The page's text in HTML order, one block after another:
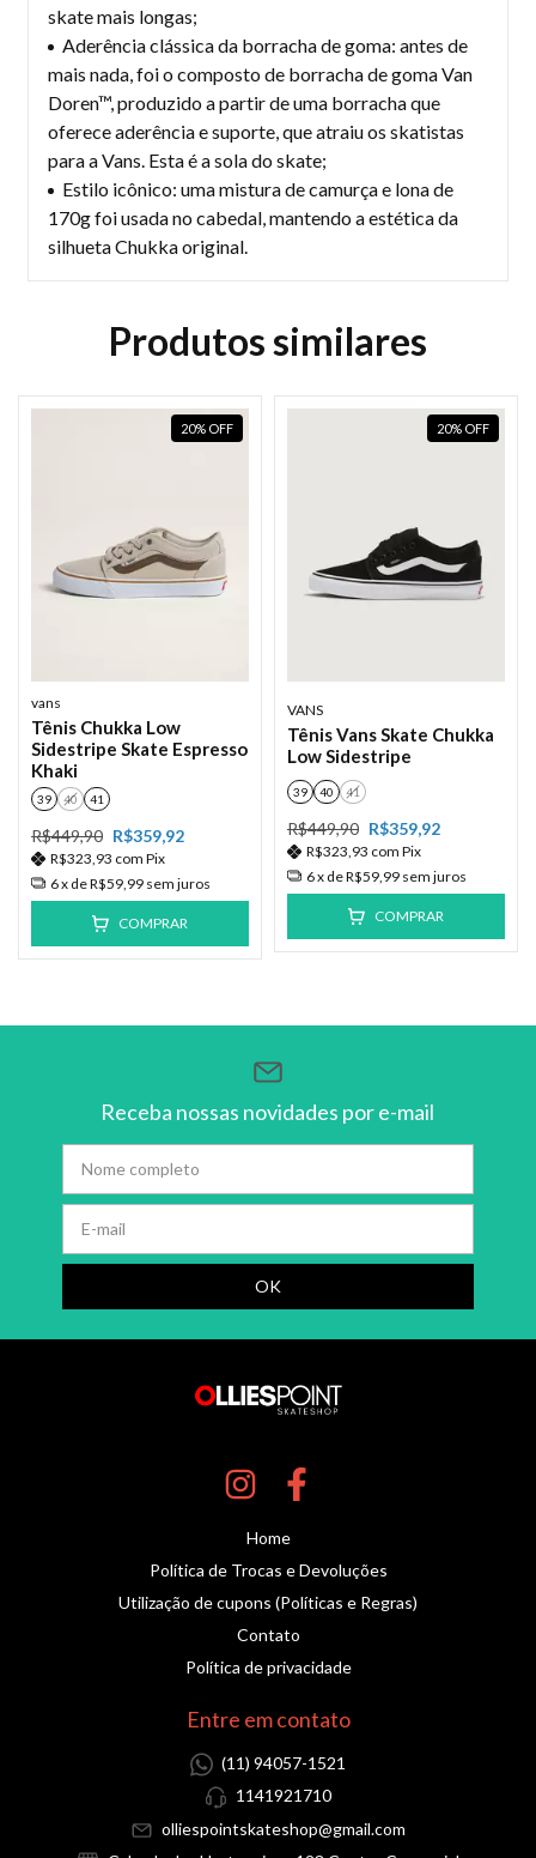
skate mais longas;
Aderência clássica da borracha de goma: antes de
mais nada, foi o composto de borracha de goma Van
Doren™, produzido a partir de uma borracha que
oferece aderência e suporte, que atraiu os skatistas
para a Vans. Esta é a sola do skate;
Estilo icônico: uma mistura de camurça e lona de
170g foi usada no cabedal, mantendo a estética da
silhueta Chukka original.
Produtos similares
20% OFF
vans
Tênis Chukka Low
Sidestripe Skate Espresso
Khaki
39 40 41
R$449,90 R$359,92
R$323,93 com Pix
6x deR$59,99 sem juros
COMPRAR
20% OFF
VANS
Tênis Vans Skate Chukka
Low Sidestripe
39 40 41
R$449,90 R$359,92
R$323,93 com Pix
6x deR$59,99 sem juros
COMPRAR
Receba nossas novidades por e-mail
Home
Política de Trocas e Devoluções
Utilização de cupons (Políticas e Regras)
Contato
Política de privacidade
Entre em contato
(11) 94057-1521
1141921710
olliespointskateshop@gmail.com